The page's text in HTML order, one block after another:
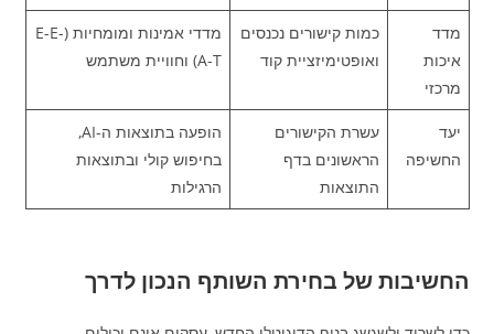
מדד
איכות
מרכזי
כמות קישורים נכנסים
ואופטימיזציית קוד
מדדי אמינות ומומחיות (E-E-
A-T) וחוויית משתמש
יעד
החשיפה
עשרת הקישורים
הראשונים בדף
התוצאות
הופעה בתוצאות ה-AI,
בחיפוש קולי ובתוצאות
הרגילות
החשיבות של בחירת השותף הנכון לדרך